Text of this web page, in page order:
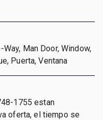
Man Door, Window,
Puerta, Ventana
1755 estan
oferta, el tiempo se